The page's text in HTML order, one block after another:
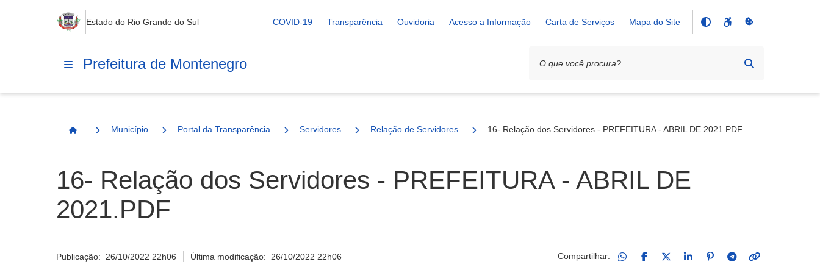
Estado do Rio Grande do Sul COVID-19 Transparência Ouvidoria Acesso a Informação Carta de Serviços Mapa do Site
Prefeitura de Montenegro
Página Inicial
Município Portal da Transparência Servidores Relação de Servidores 16- Relação dos Servidores - PREFEITURA - ABRIL DE 2021.PDF
16- Relação dos Servidores - PREFEITURA - ABRIL DE
2021.PDF
Publicação: 26/10/2022 22h06 Última modificação: 26/10/2022 22h06 Compartilhar: